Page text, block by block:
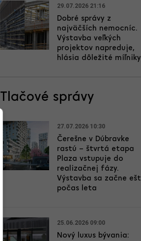
29.07.2026 21:16
Dobré správy z
najväčších nemocníc.
Výstavba veľkých
projektov napreduje,
hlásia dôležité míľniky
Tlačové správy
27.07.2026 10:30
Čerešne v Dúbravke
rastú – štvrtá etapa
Plaza vstupuje do
realizačnej fázy.
Výstavba sa začne
počas leta
25.06.2026 09:00
Nový luxus bývania: